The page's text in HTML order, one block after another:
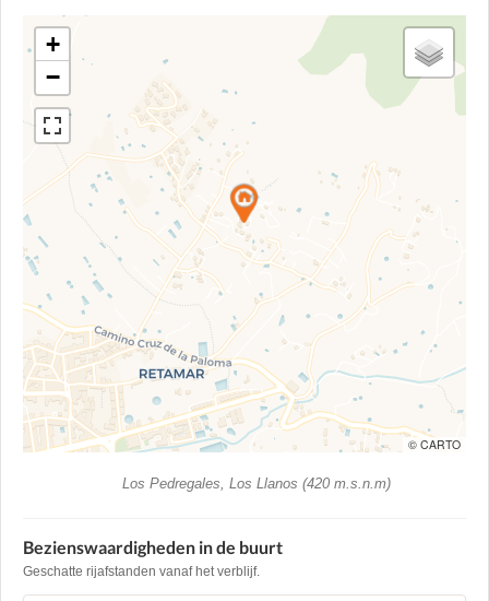
+
−
© CARTO
Los Pedregales, Los Llanos (420 m.s.n.m)
Bezienswaardigheden in de buurt
Geschatte rijafstanden vanaf het verblijf.